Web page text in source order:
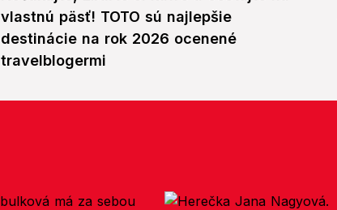
vlastnú päsť! TOTO sú najlepšie
destinácie na rok 2026 ocenené
travelblogermi